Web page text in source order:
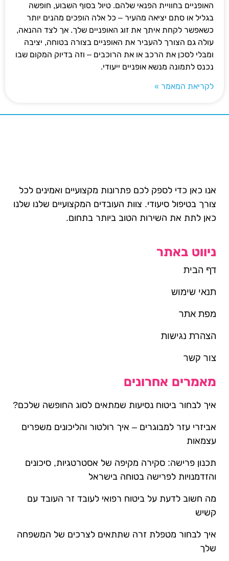
האופניים בחוויית הפנאי שלהם. טיול בסוף השבוע, חופשה
בגליל או סתם יציאה מהעיר – כל אלה הופכים מהנים יותר
כשאפשר לקחת איתך את זוג האופניים שלך. אך לצד ההנאה,
עולה גם הצורך להעביר את האופניים בצורה בטוחה, יציבה
ומבלי לסכן את הרכב או את הרוכבים – וזה בדיוק המקום שבו
נכנס לתמונה מנשא אופניים ייעודי.
לקריאת המאמר »
אנו כאן כדי לספק לכם פתרונות מקצועיים ואמינים לכל
צורך בטיפול סיעודי. צוות העובדים המקצועיים שלנו שלנו
כאן לתת את השירות הטוב ביותר בתחום.
ניווט באתר
דף הבית
תנאי שימוש
מפת אתר
הצהרת נגישות
צור קשר
מאמרים אחרונים
איך לבחור ביטוח נסיעות שמתאים לסוג החופשה שלכם?
אביזרי עזר למבוגרים – איך רולטור והליכונים משפרים
עצמאות
תכנון פרישה: סקירה מקיפה של אסטרטגיות, סיכונים
והזדמנויות לפרישה בטוחה בישראל
מה חשוב לדעת על ביטוח רפואי לעובד זר העובד עם
קשיש
איך לבחור מטפלת זרה שתתאים לצרכים של המשפחה
שלך